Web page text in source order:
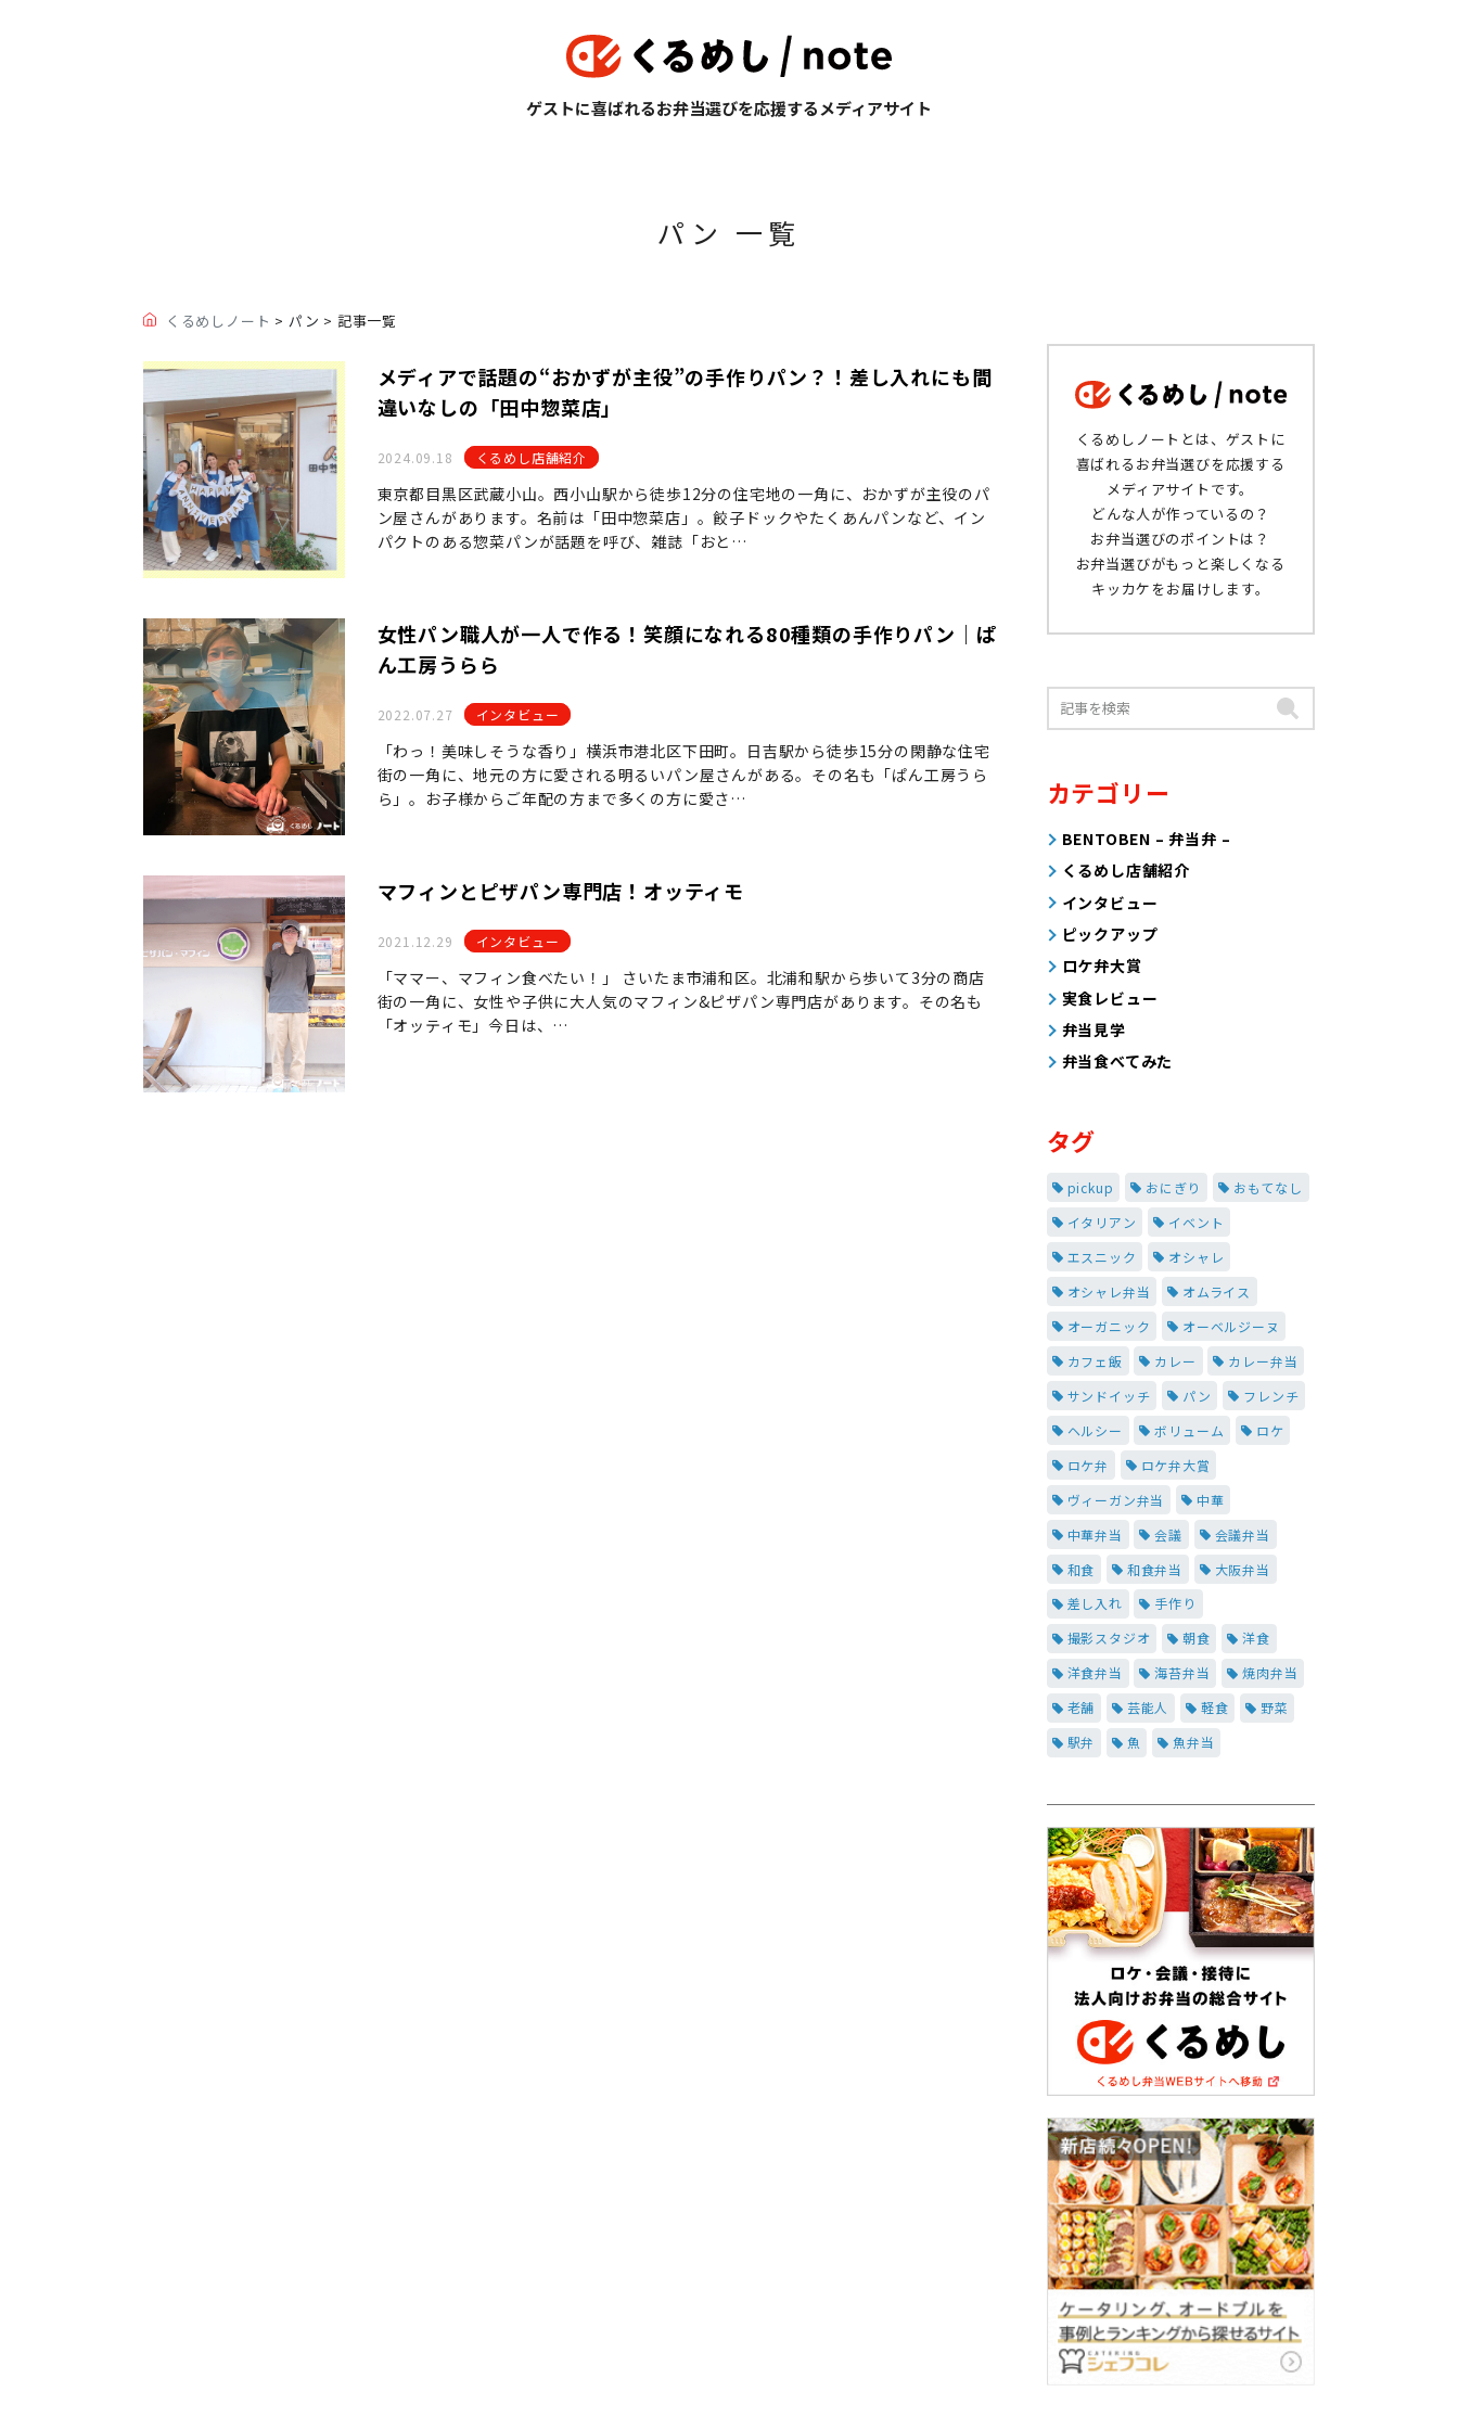
ゲストに喜ばれるお弁当選びを応援するメディアサイト
パン 一覧
くるめしノート > パン > 記事一覧
メディアで話題の“おかずが主役”の手作りパン？！差し入れにも間
違いなしの「田中惣菜店」
2024.09.18 くるめし店舗紹介
東京都目黒区武蔵小山。西小山駅から徒歩12分の住宅地の一角に、おかずが主役のパ
ン屋さんがあります。名前は「田中惣菜店」。餃子ドックやたくあんパンなど、イン
パクトのある惣菜パンが話題を呼び、雑誌「おと…
女性パン職人が一人で作る！笑顔になれる80種類の手作りパン｜ぱ
ん工房うらら
2022.07.27 インタビュー
「わっ！美味しそうな香り」横浜市港北区下田町。日吉駅から徒歩15分の閑静な住宅
街の一角に、地元の方に愛される明るいパン屋さんがある。その名も「ぱん工房うら
ら」。お子様からご年配の方まで多くの方に愛さ…
マフィンとピザパン専門店！オッティモ
2021.12.29 インタビュー
「ママー、マフィン食べたい！」 さいたま市浦和区。北浦和駅から歩いて3分の商店
街の一角に、女性や子供に大人気のマフィン&ピザパン専門店があります。その名も
「オッティモ」今日は、…
くるめしノートとは、ゲストに
喜ばれるお弁当選びを応援する
メディアサイトです。
どんな人が作っているの？
お弁当選びのポイントは？
お弁当選びがもっと楽しくなる
キッカケをお届けします。
カテゴリー
BENTOBEN – 弁当弁 –
くるめし店舗紹介
インタビュー
ピックアップ
ロケ弁大賞
実食レビュー
弁当見学
弁当食べてみた
タグ
pickup おにぎり
おもてなし
イタリアン
イベント
エスニック
オシャレ
オシャレ弁当
オムライス
オーガニック
オーベルジーヌ
カフェ飯
カレー
カレー弁当
サンドイッチ
パン
フレンチ
ヘルシー
ボリューム
ロケ
ロケ弁
ロケ弁大賞
ヴィーガン弁当
中華
中華弁当
会議
会議弁当
和食
和食弁当
大阪弁当
差し入れ
手作り
撮影スタジオ
朝食
洋食
洋食弁当
海苔弁当
焼肉弁当
老舗
芸能人 軽食
野菜
駅弁
魚 魚弁当